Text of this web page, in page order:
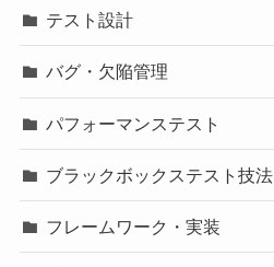
テスト設計
バグ・欠陥管理
パフォーマンステスト
ブラックボックステスト技法
フレームワーク・実装